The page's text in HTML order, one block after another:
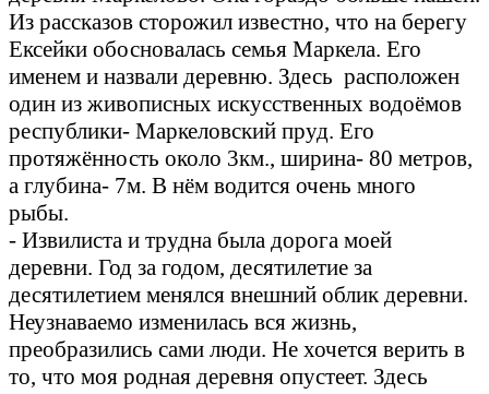
Из рассказов сторожил известно, что на берегу
Ексейки обосновалась семья Маркела. Его
именем и назвали деревню. Здесь расположен
один из живописных искусственных водоёмов
республики- Маркеловский пруд. Его
протяжённость около 3км., ширина- 80 метров,
а глубина- 7м. В нём водится очень много
рыбы.
- Извилиста и трудна была дорога моей
деревни. Год за годом, десятилетие за
десятилетием менялся внешний облик деревни.
Неузнаваемо изменилась вся жизнь,
преобразились сами люди. Не хочется верить в
то, что моя родная деревня опустеет. Здесь